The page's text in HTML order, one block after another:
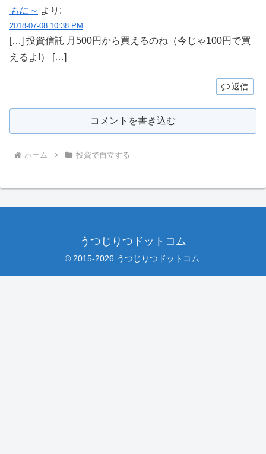
もに～ より:
2018-07-08 10:38 PM
[…] 投資信託 月500円から買えるのね（今じゃ100円で買
えるよ!） […]
返信
コメントを書き込む
ホーム 投資で自立する
うつじりつドットコム
© 2015-2026 うつじりつドットコム.